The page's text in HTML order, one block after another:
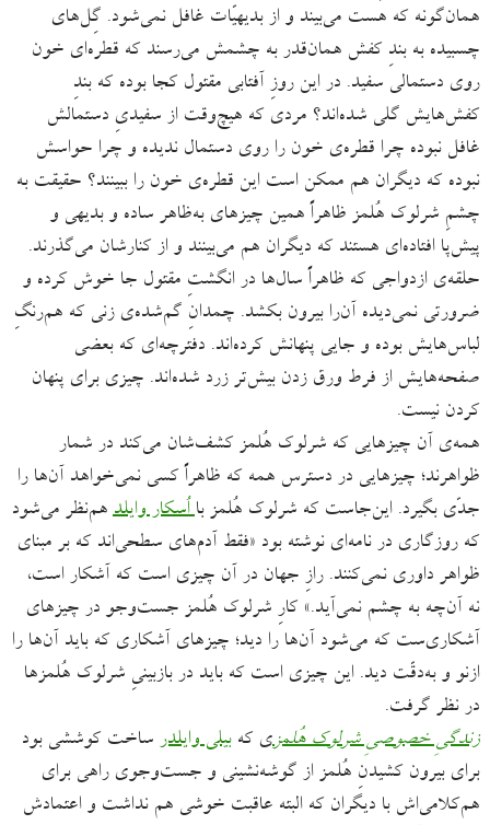
همان‌گونه که هست می‌بیند و از بدیهیّات غافل نمی‌شود. گِل‌های
چسبیده به بندِ کفش همان‌قدر به چشمش می‌رسند که قطره‌ای خون
روی دستمالی سفید. در این روزِ آفتابی مقتول کجا بوده که بندِ
کفش‌هایش گلی شده‌اند؟ مردی که هیچ‌وقت از سفیدیِ دستمالش
غافل نبوده چرا قطره‌ی خون را روی دستمال ندیده و چرا حواسش
نبوده که دیگران هم ممکن است این قطره‌ی خون را ببینند؟ حقیقت به
چشمِ شرلوک هُلمز ظاهراً همین چیزهای به‌ظاهر ساده و بدیهی و
پیش‌پا افتاده‌ای هستند که دیگران هم می‌بینند و از کنارشان می‌گذرند.
حلقه‌ی ازدواجی که ظاهراً سال‌ها در انگشتِ مقتول جا خوش کرده و
ضرورتی نمی‌دیده آن‌را بیرون بکشد. چمدانِ گم‌شده‌ی زنی که هم‌رنگِ
لباس‌هایش بوده و جایی پنهانش کرده‌اند. دفترچه‌ای که بعضی
صفحه‌هایش از فرط ورق زدن بیش‌تر زرد شده‌اند. چیزی برای پنهان
کردن نیست.
همه‌ی آن چیزهایی که شرلوک هُلمز کشف‌شان می‌کند در شمار
ظواهرند؛ چیزهایی در دسترس همه که ظاهراً کسی نمی‌خواهد آن‌ها را
جدّی بگیرد. این‌جاست که شرلوک هُلمز بااُسکار وایلد هم‌‌نظر می‌شود
که روزگاری در نامه‌ای نوشته بود «فقط آدم‌های سطحی‌اند که بر مبنای
ظواهر داوری نمی‌کنند. رازِ جهان در آن چیزی است که آشکار است،
نه آن‌چه به چشم نمی‌آید.» کارِ شرلوک هُلمز جست‌وجو در چیزهای
آشکاری‌ست که می‌شود آن‌ها را دید؛ چیزهای آشکاری که باید آن‌ها را
ازنو و به‌دقّت دید. این چیزی است که باید در بازبینیِ شرلوک‌ هُلمزها
در نظر گرفت.
زندگیِ خصوصیِ شرلوک هُلمزی کهبیلی وایلدر ساخت کوششی بود
برای بیرون‌ کشیدنِ هُلمز از گوشه‌نشینی و جست‌وجوی راهی برای
هم‌کلامی‌اش با دیگران که البته عاقبت خوشی هم نداشت و اعتمادش